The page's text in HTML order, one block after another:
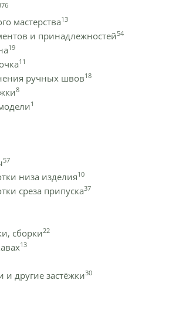
мастерства13
и принадлежностей54
19
11
ручных швов18
8
1
57
низа изделия10
среза припуска37
сборки22
13
и другие застёжки30